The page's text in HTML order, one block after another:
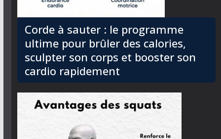
Corde à sauter : le programme
ultime pour brûler des calories,
sculpter son corps et booster son
cardio rapidement